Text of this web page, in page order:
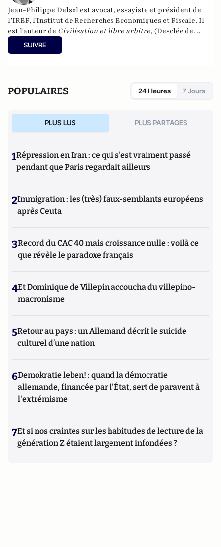
Jean-Philippe Delsol est avocat, essayiste et président de
l’IREF, l'Institut de Recherches Economiques et Fiscale. Il
est l'auteur de Civilisation et libre arbitre, (Desclée de
Brouwer, 2022).
SUIVRE
POPULAIRES 24 Heures 7 Jours
PLUS LUS PLUS PARTAGES
1Répression en Iran : ce qui s'est vraiment passé
pendant que Paris regardait ailleurs
2Immigration : les (très) faux-semblants européens
après Ceuta
3Record du CAC 40 mais croissance nulle : voilà ce
que révèle le paradoxe français
4Et Dominique de Villepin accoucha du villepino-
macronisme
5Retour au pays : un Allemand décrit le suicide
culturel d’une nation
6Demokratie leben! : quand la démocratie
allemande, financée par l'État, sert de paravent à
l'extrémisme
7Et si nos craintes sur les habitudes de lecture de la
génération Z étaient largement infondées ?